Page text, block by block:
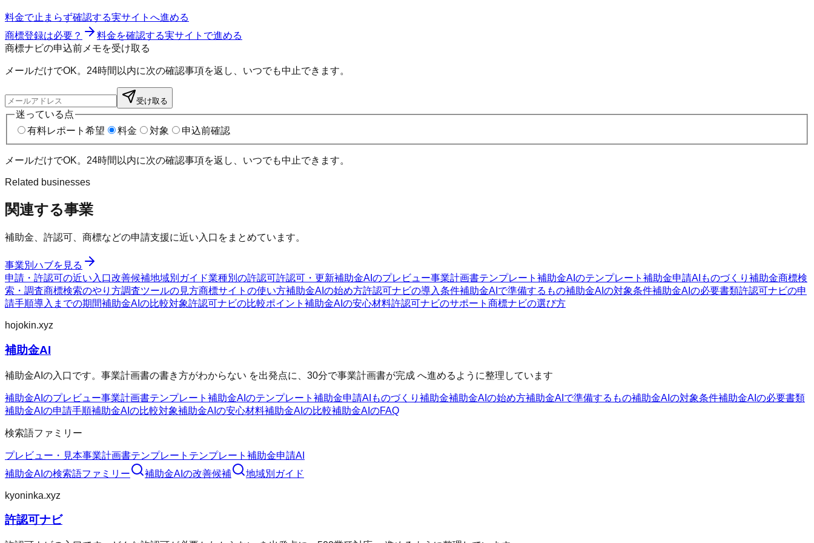
料金で止まらず確認する実サイトへ進める
商標登録は必要？
料金を確認する実サイトで進める
商標ナビの申込前メモを受け取る
メールだけでOK。24時間以内に次の確認事項を返し、いつでも中止できます。
受け取る
迷っている点
有料レポート希望
料金 対象 申込前確認
メールだけでOK。24時間以内に次の確認事項を返し、いつでも中止できます。
Related businesses
関連する事業
補助金、許認可、商標などの申請支援に近い入口をまとめています。
事業別ハブを見る
申請・許認可の近い入口改善候補地域別ガイド業種別の許認可許認可・更新補助金AIのプレビュー事業計画書テンプレート 補助金AIのテンプレート 補助金申請AI ものづくり補助金商標検
索・調査商標検索のやり方調査ツールの見方商標サイトの使い方補助金AIの始め方許認可ナビの導入条件補助金AIで準備するもの補助金AIの対象条件補助金AIの必要書類許認可ナビの申
請手順導入までの期間補助金AIの比較対象許認可ナビの比較ポイント 補助金AIの安心材料許認可ナビのサポート 商標ナビの選び方
hojokin.xyz
補助金AI
補助金AIの入口です。事業計画書の書き方がわからない を出発点に、30分で事業計画書が完成 へ進めるように整理しています
補助金AIのプレビュー事業計画書テンプレート 補助金AIのテンプレート 補助金申請AI ものづくり補助金補助金AIの始め方補助金AIで準備するもの補助金AIの対象条件補助金AIの必要書類
補助金AIの申請手順補助金AIの比較対象補助金AIの安心材料補助金AIの比較補助金AIのFAQ
検索語ファミリー
プレビュー・見本事業計画書テンプレート テンプレート 補助金申請AI
補助金AI の検索語ファミリー 補助金AI の改善候補 地域別ガイド
kyoninka.xyz
許認可ナビ